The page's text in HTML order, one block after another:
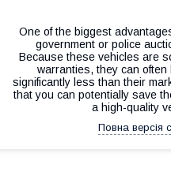
One of the biggest
government or police
Because these vehicles are
warranties, they can
significantly less than their
that you can potentially save
a high-quality
Повна версія